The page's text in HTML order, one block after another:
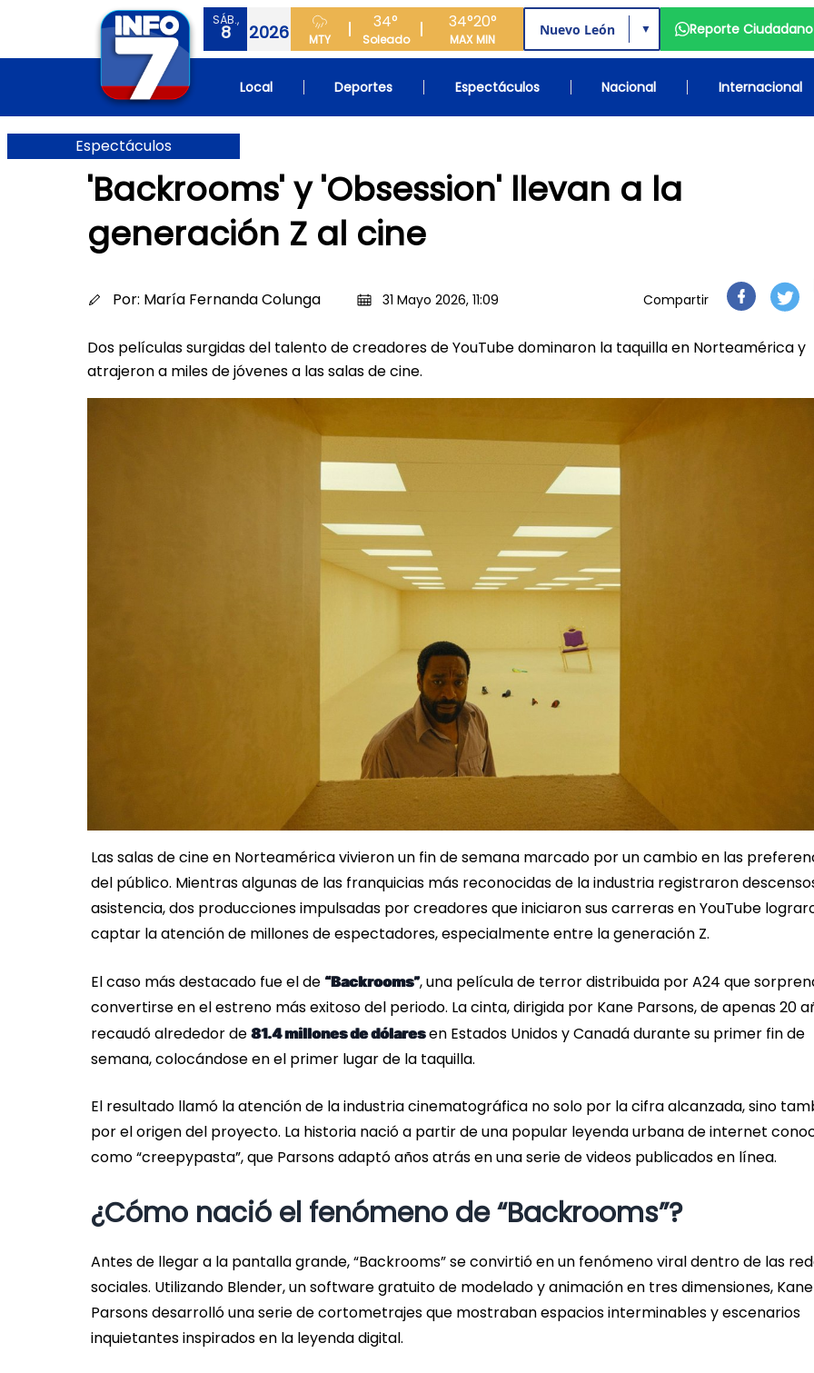
SÁB.,
8 2026 MTY
34°
Soleado
34°
MAX
20°
MIN
▼ Reporte Ciudadano
Local Deportes Espectáculos Nacional Internacional
Espectáculos
'Backrooms' y 'Obsession' llevan a la
generación Z al cine
Por: María Fernanda Colunga 31 Mayo 2026, 11:09 Compartir
Dos películas surgidas del talento de creadores de YouTube dominaron la taquilla en Norteamérica y
atrajeron a miles de jóvenes a las salas de cine.
Las salas de cine en Norteamérica vivieron un fin de semana marcado por un cambio en las
del público. Mientras algunas de las franquicias más reconocidas de la industria registraron
asistencia, dos producciones impulsadas por creadores que iniciaron sus carreras en YouTube
captar la atención de millones de espectadores, especialmente entre la generación Z.
El caso más destacado fue el de “Backrooms”, una película de terror distribuida por A24 que
convertirse en el estreno más exitoso del periodo. La cinta, dirigida por Kane Parsons, de apenas 20
recaudó alrededor de 81.4 millones de dólaresen Estados Unidos y Canadá durante su primer fin de
semana, colocándose en el primer lugar de la taquilla.
El resultado llamó la atención de la industria cinematográfica no solo por la cifra alcanzada, sino
por el origen del proyecto. La historia nació a partir de una popular leyenda urbana de internet
como “creepypasta”, que Parsons adaptó años atrás en una serie de videos publicados en línea.
¿Cómo nació el fenómeno de “Backrooms”?
Antes de llegar a la pantalla grande, “Backrooms” se convirtió en un fenómeno viral dentro de las
sociales. Utilizando Blender, un software gratuito de modelado y animación en tres dimensiones, Kane
Parsons desarrolló una serie de cortometrajes que mostraban espacios interminables y escenarios
inquietantes inspirados en la leyenda digital.